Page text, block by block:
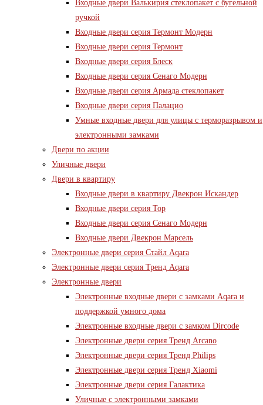
Входные двери Валькирия стеклопакет с бугельной
ручкой
Входные двери серия Термонт Модерн
Входные двери серия Термонт
Входные двери серия Блеск
Входные двери серия Сенаго Модерн
Входные двери серия Армада стеклопакет
Входные двери серия Палацио
Умные входные двери для улицы с терморазрывом и
электронными замками
Двери по акции
Уличные двери
Двери в квартиру
Входные двери в квартиру Двекрон Искандер
Входные двери серия Тор
Входные двери серия Сенаго Модерн
Входные двери Двекрон Марсель
Электронные двери серия Стайл Aqara
Электронные двери серия Тренд Aqara
Электронные двери
Электронные входные двери с замками Aqara и
поддержкой умного дома
Электронные входные двери с замком Dircode
Электронные двери серия Тренд Arcano
Электронные двери серия Тренд Philips
Электронные двери серия Тренд Xiaomi
Электронные двери серия Галактика
Уличные с электронными замками